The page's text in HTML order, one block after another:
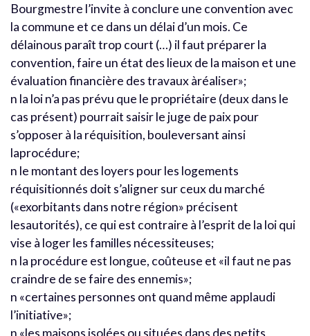
Bourgmestre l’invite à conclure une convention avec
la commune et ce dans un délai d’un mois. Ce
délainous paraît trop court (…) il faut préparer la
convention, faire un état des lieux de la maison et une
évaluation financière des travaux àréaliser»;
n la loi n’a pas prévu que le propriétaire (deux dans le
cas présent) pourrait saisir le juge de paix pour
s’opposer à la réquisition, bouleversant ainsi
laprocédure;
n le montant des loyers pour les logements
réquisitionnés doit s’aligner sur ceux du marché
(«exorbitants dans notre région» précisent
lesautorités), ce qui est contraire à l’esprit de la loi qui
vise à loger les familles nécessiteuses;
n la procédure est longue, coûteuse et «il faut ne pas
craindre de se faire des ennemis»;
n «certaines personnes ont quand même applaudi
l’initiative»;
n «les maisons isolées ou situées dans des petits